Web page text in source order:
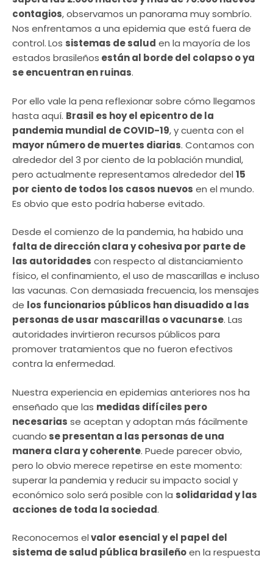
contagios, observamos un panorama muy sombrío.
Nos enfrentamos a una epidemia que está fuera de
control.Los sistemas de salud en la mayoría de los
estados brasileños están al borde del colapso o ya
se encuentran en ruinas.
Por ello vale la pena reflexionar sobre cómo llegamos
hasta aquí. Brasil es hoy el epicentro de la
pandemia mundial de COVID-19, y cuenta con el
mayor número de muertes diarias. Contamos con
alrededor del 3 por ciento de la población mundial,
pero actualmente representamos alrededor del 15
por ciento de todos los casos nuevos en el mundo.
Es obvio que esto podría haberse evitado.
Desde el comienzo de la pandemia, ha habido una
falta de dirección clara y cohesiva por parte de
las autoridades con respecto al distanciamiento
físico, el confinamiento, el uso de mascarillas e incluso
las vacunas. Con demasiada frecuencia, los mensajes
de los funcionarios públicos han disuadido a las
personas de usar mascarillas o vacunarse. Las
autoridades invirtieron recursos públicos para
promover tratamientos que no fueron efectivos
contra la enfermedad.
Nuestra experiencia en epidemias anteriores nos ha
enseñado que las medidas difíciles pero
necesarias se aceptan y adoptan más fácilmente
cuando se presentan a las personas de una
manera clara y coherente. Puede parecer obvio,
pero lo obvio merece repetirse en este momento:
superar la pandemia y reducir su impacto social y
económico solo será posible con la solidaridad y las
acciones de toda la sociedad.
Reconocemos elvalor esencial y el papel del
sistema de salud pública brasileñoen la respuesta